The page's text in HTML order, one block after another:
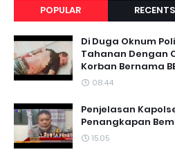
POPULAR RECENTS
Di Duga Oknum
Tahanan Dengan
Korban Bernama
08.44
Penjelasan
Penangkapan
15.05